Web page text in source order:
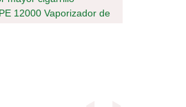
12000 Vaporizador de